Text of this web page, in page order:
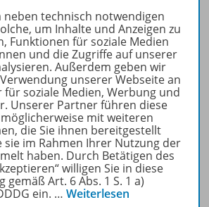
Die Zeitschrift erscheint als
Print- und als digitale Version.
Beiträge und Materialien
können im Online-Archiv von
SACHUNTERRICHT
WELTWISSEN kostenlos
recherchiert und
heruntergeladen werden (nur
für Privatpersonen).
Jetzt kostengünstig
Probelesen oder gleich zum
Vorteilspreis abonnieren!
neben technisch notwendigen
um Inhalte und Anzeigen zu
Funktionen für soziale Medien
und die Zugriffe auf unserer
Außerdem geben wir
unserer Webseite an
soziale Medien, Werbung und
Unserer Partner führen diese
mit weiteren
die Sie ihnen bereitgestellt
sie im Rahmen Ihrer Nutzung der
haben. Durch Betätigen des
willigen Sie in diese
gemäß Art. 6 Abs. 1 S. 1 a)
ein. … Weiterlesen